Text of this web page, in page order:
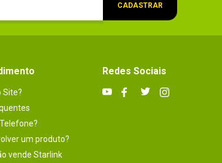
CADASTRAR
Site?
um produto?
vende Starlink
Redes Sociais